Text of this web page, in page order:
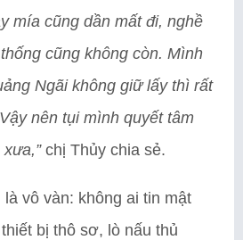
mía cũng dần mất đi, nghề
cũng không còn. Mình
Ngãi không giữ lấy thì rất
nên tụi mình quyết tâm
chị Thủy chia sẻ.
vô vàn: không ai tin mật
bị thô sơ, lò nấu thủ